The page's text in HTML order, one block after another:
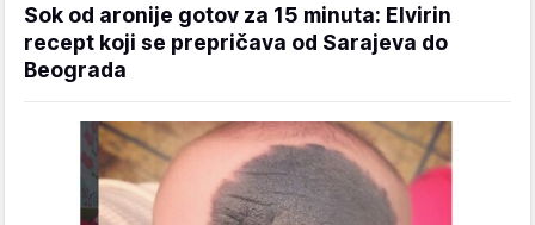
Sok od aronije gotov za 15 minuta: Elvirin
recept koji se prepričava od Sarajeva do
Beograda